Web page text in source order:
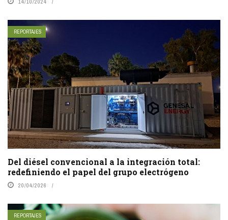
REPORTAJES
Del diésel convencional a la integración total:
redefiniendo el papel del grupo electrógeno
20/04/2026
REPORTAJES